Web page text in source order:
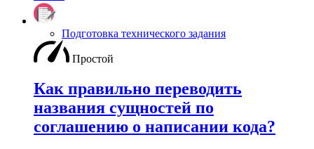
Подготовка технического задания
Простой
Как правильно переводить
названия сущностей по
соглашению о написании кода?